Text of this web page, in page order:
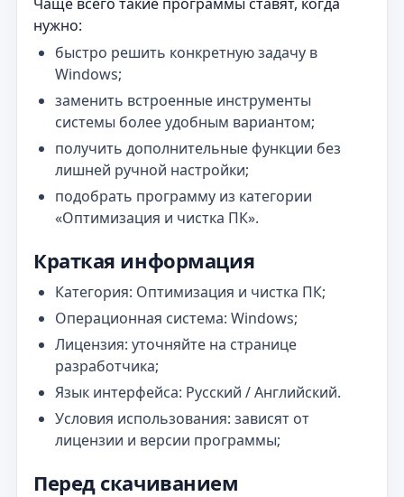
нужно:
быстро решить конкретную задачу в
Windows;
заменить встроенные инструменты
системы более удобным вариантом;
получить дополнительные функции без
лишней ручной настройки;
подобрать программу из категории
«Оптимизация и чистка ПК».
Краткая информация
Категория: Оптимизация и чистка ПК;
Операционная система: Windows;
Лицензия: уточняйте на странице
разработчика;
Язык интерфейса: Русский / Английский.
Условия использования: зависят от
лицензии и версии программы;
Перед скачиванием